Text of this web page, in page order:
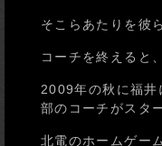
そこらあたりを彼
コーチを終えると
2009年の秋に福井
部のコーチがスタ
北電のホームゲー